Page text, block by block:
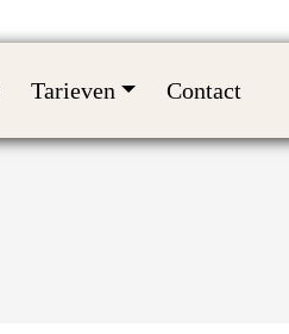
Tarieven Contact